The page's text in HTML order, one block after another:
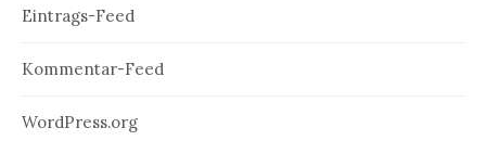
Eintrags-Feed
Kommentar-Feed
WordPress.org